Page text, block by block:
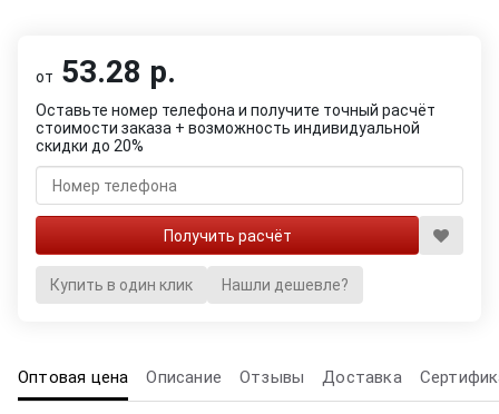
от 53.28 р.
Оставьте номер телефона и получите точный расчёт
стоимости заказа + возможность индивидуальной
скидки до 20%
Купить в один клик Нашли дешевле?
Оптовая цена Описание Отзывы Доставка